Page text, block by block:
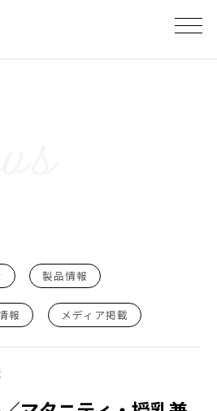
製品情報
報 メディア掲載